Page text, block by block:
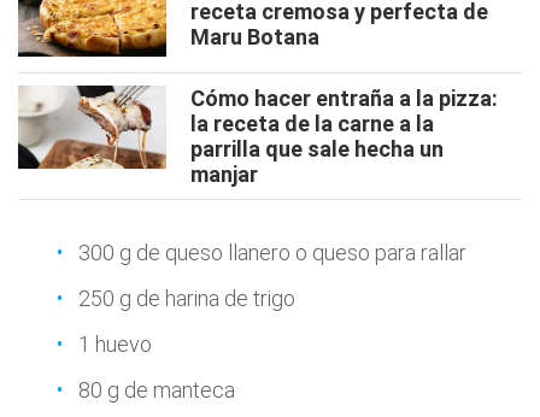
receta cremosa y perfecta de
Maru Botana
Cómo hacer entraña a la pizza:
la receta de la carne a la
parrilla que sale hecha un
manjar
300 g de queso llanero o queso para rallar
250 g de harina de trigo
1 huevo
80 g de manteca